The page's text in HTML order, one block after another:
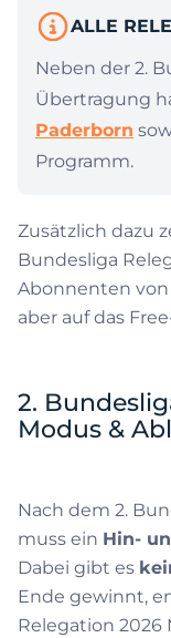
ALLE
Neben der 2.
Übertragung
Paderborn
Programm.
Zusätzlich dazu
Bundesliga
Abonnenten von
aber auf das
2.
Modus &
Nach dem 2.
muss ein Hin-
Dabei gibt es
Ende gewinnt,
Relegation 2026